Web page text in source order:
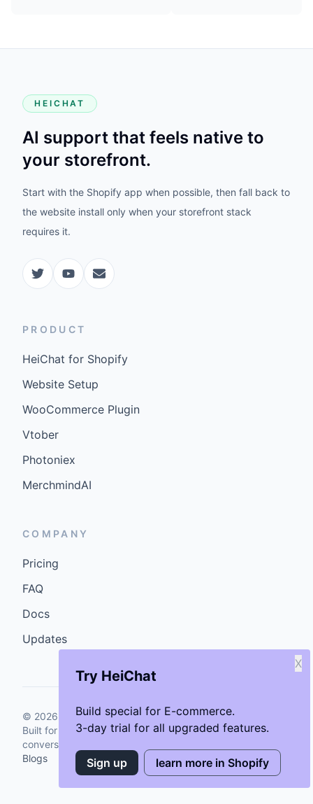
Try HeiChat
Build special for E-commerce.
3-day trial for all upgraded features.
X
Sign up learn more in Shopify
HEICHAT
AI support that feels native to
your storefront.
Start with the Shopify app when possible, then fall back to
the website install only when your storefront stack
requires it.
PRODUCT
HeiChat for Shopify
Website Setup
WooCommerce Plugin
Vtober
Photoniex
MerchmindAI
COMPANY
Pricing
FAQ
Docs
Updates
© 2026 GenCybers Inc. All rights reserved.
Built for storefronts that want faster answers and cleaner
conversions.
Blogs